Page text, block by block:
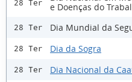
28 Ter
e Doenças do
28 Ter Dia Mundial da
28 Ter Dia da Sogra
28 Ter Dia Nacional da